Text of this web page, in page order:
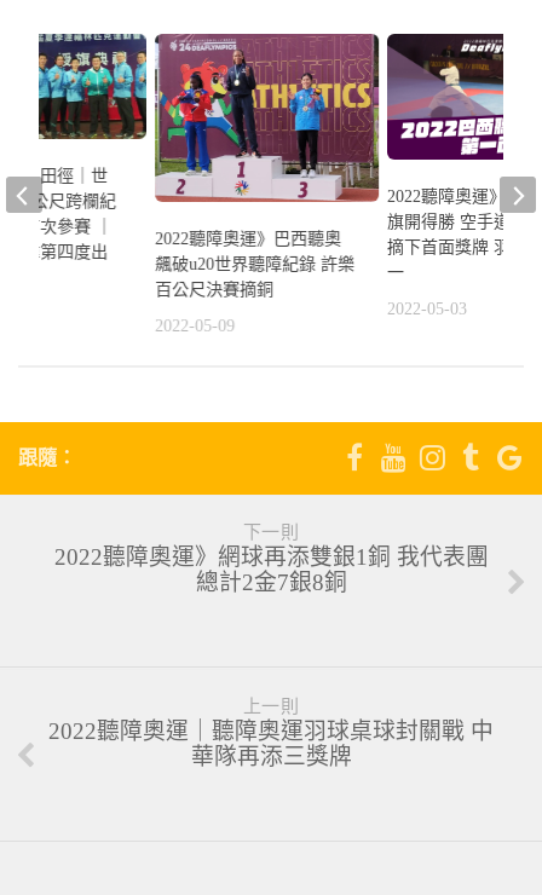
2022聽障奧運》巴西聽奧
飆破u20世界聽障紀錄 許樂
百公尺決賽摘銅
2022-05-09
2022聽障奧運》巴
旗開得勝 空手道男
摘下首面獎牌 羽球
一
2022-05-03
運｜田徑｜世
100公尺跨欄紀
首次參賽 ｜
世偉第四度出
跟隨：
下一則
2022聽障奧運》網球再添雙銀1銅 我代表團
總計2金7銀8銅
上一則
2022聽障奧運｜聽障奧運羽球桌球封關戰 中
華隊再添三獎牌